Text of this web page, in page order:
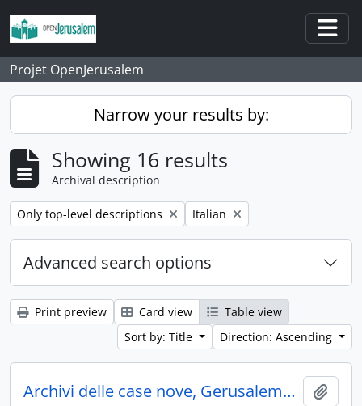
Skip to main content
Projet OpenJerusalem
Narrow your results by:
Showing 16 results
Archival description
Remove filter:
Only top-level descriptions Remove filter:
Italian
Advanced search options
Print preview Card view
Table view
Sort by: Title
Direction: Ascending
Archivi delle case nove, Gerusalemme